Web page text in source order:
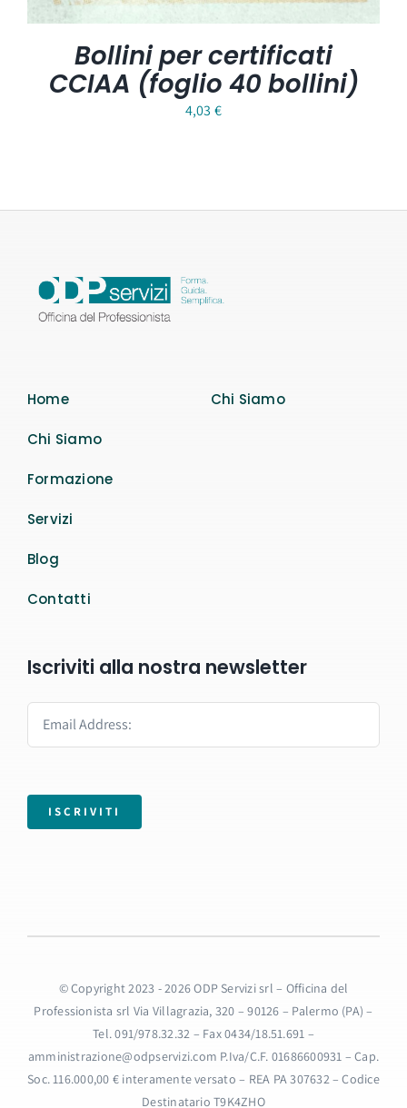
Bollini per certificati
CCIAA (foglio 40 bollini)
4,03 €
Home
Chi Siamo
Formazione
Servizi
Blog
Contatti
Chi Siamo
Iscriviti alla nostra newsletter
ISCRIVITI
© Copyright 2023 - 2026 ODP Servizi srl – Officina del
Professionista srl Via Villagrazia, 320 – 90126 – Palermo (PA) –
Tel. 091/978.32.32 – Fax 0434/18.51.691 –
amministrazione@odpservizi.com P.Iva/C.F. 01686600931 – Cap.
Soc. 116.000,00 € interamente versato – REA PA 307632 – Codice
Destinatario T9K4ZHO